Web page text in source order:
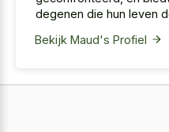
degenen die hun leven
Bekijk Maud's Profiel